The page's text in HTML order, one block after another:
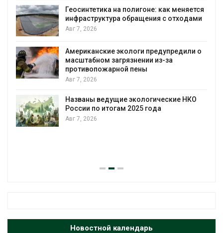
Геосинтетика на полигоне: как меняется
инфраструктура обращения с отходами
Авг 7, 2026
Американские экологи предупредили о
масштабном загрязнении из-за
противопожарной пены
Авг 7, 2026
Названы ведущие экологические НКО
России по итогам 2025 года
Авг 7, 2026
Новостной календарь